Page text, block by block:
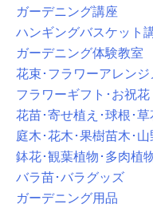
ガーデニング講座
ハンギングバスケット
ガーデニング体験教室
花束･フラワーアレンジ
フラワーギフト･お祝花
花苗･寄せ植え･球根･
庭木･花木･果樹苗木･
鉢花･観葉植物･多肉植
バラ苗･バラグッズ
ガーデニング用品